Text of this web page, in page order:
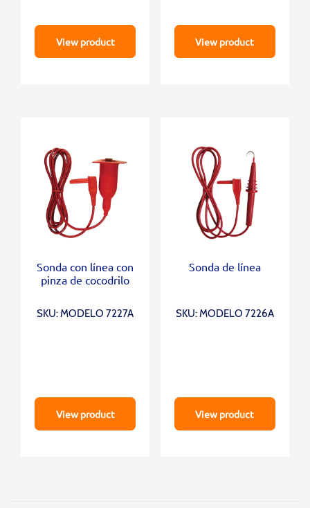
View product View product
Sonda con línea con
pinza de cocodrilo
SKU: MODELO 7227A
View product
Sonda de línea
SKU: MODELO 7226A
View product